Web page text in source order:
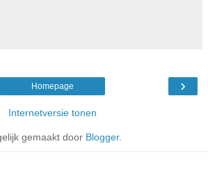
›
Homepage
Internetversie tonen
gemaakt door Blogger.